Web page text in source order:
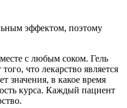
эффектом, поэтому
с любым соком. Гель
что лекарство является
значения, в какое время
курса. Каждый пациент